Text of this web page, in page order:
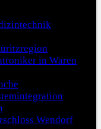
in Waren
Wendorf